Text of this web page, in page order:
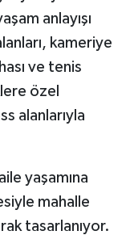
anlayışı
kameriye
ve tenis
özel
alanlarıyla
yaşamına
mahalle
tasarlanıyor.